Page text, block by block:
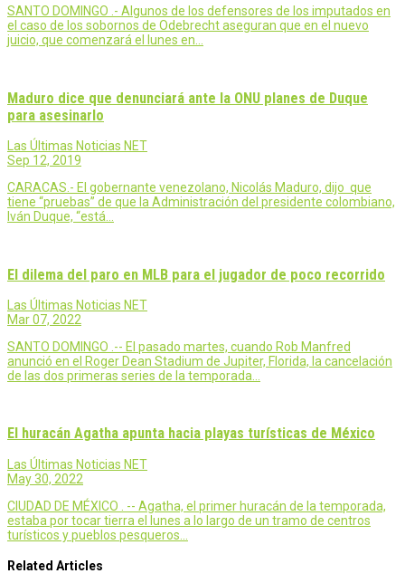
SANTO DOMINGO .- Algunos de los defensores de los imputados en
el caso de los sobornos de Odebrecht aseguran que en el nuevo
juicio, que comenzará el lunes en…
Maduro dice que denunciará ante la ONU planes de Duque
para asesinarlo
Las Últimas Noticias NET
Sep 12, 2019
CARACAS.- El gobernante venezolano, Nicolás Maduro, dijo que
tiene “pruebas” de que la Administración del presidente colombiano,
Iván Duque, “está…
El dilema del paro en MLB para el jugador de poco recorrido
Las Últimas Noticias NET
Mar 07, 2022
SANTO DOMINGO .-- El pasado martes, cuando Rob Manfred
anunció en el Roger Dean Stadium de Jupiter, Florida, la cancelación
de las dos primeras series de la temporada…
El huracán Agatha apunta hacia playas turísticas de México
Las Últimas Noticias NET
May 30, 2022
CIUDAD DE MÉXICO . -- Agatha, el primer huracán de la temporada,
estaba por tocar tierra el lunes a lo largo de un tramo de centros
turísticos y pueblos pesqueros…
Related Articles